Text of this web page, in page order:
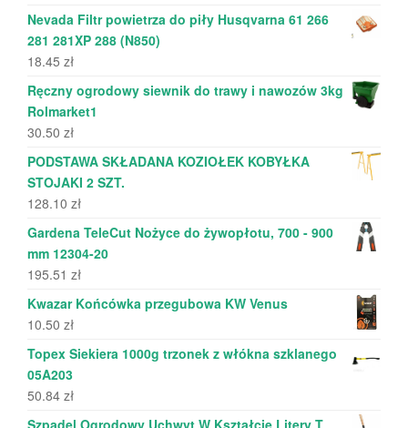
Nevada Filtr powietrza do piły Husqvarna 61 266
281 281XP 288 (N850)
18.45 zł
Ręczny ogrodowy siewnik do trawy i nawozów 3kg
Rolmarket1
30.50 zł
PODSTAWA SKŁADANA KOZIOŁEK KOBYŁKA
STOJAKI 2 SZT.
128.10 zł
Gardena TeleCut Nożyce do żywopłotu, 700 - 900
mm 12304-20
195.51 zł
Kwazar Końcówka przegubowa KW Venus
10.50 zł
Topex Siekiera 1000g trzonek z włókna szklanego
05A203
50.84 zł
Szpadel Ogrodowy Uchwyt W Kształcie Litery T